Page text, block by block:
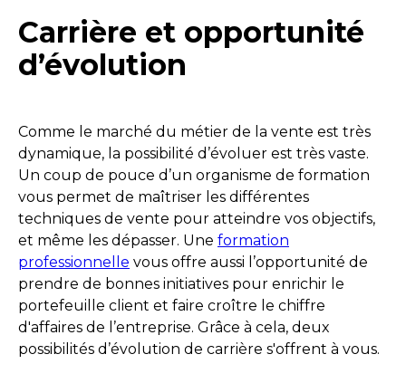
Carrière et opportunité
d’évolution
Comme le marché du métier de la vente est très
dynamique, la possibilité d’évoluer est très vaste.
Un coup de pouce d’un organisme de formation
vous permet de maîtriser les différentes
techniques de vente pour atteindre vos objectifs,
et même les dépasser. Une formation
professionnelle vous offre aussi l’opportunité de
prendre de bonnes initiatives pour enrichir le
portefeuille client et faire croître le chiffre
d'affaires de l’entreprise. Grâce à cela, deux
possibilités d’évolution de carrière s'offrent à vous.